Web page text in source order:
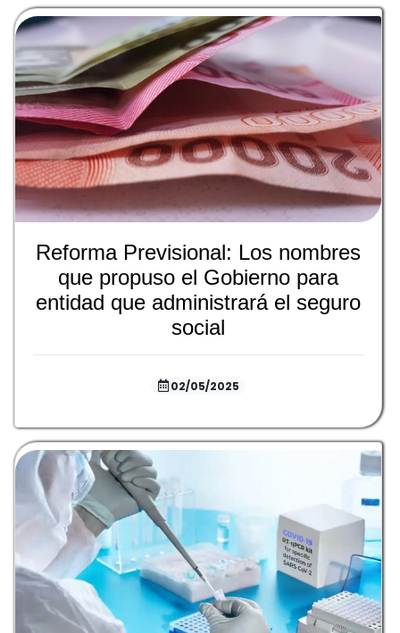
Reforma Previsional: Los nombres
que propuso el Gobierno para
entidad que administrará el seguro
social
02/05/2025